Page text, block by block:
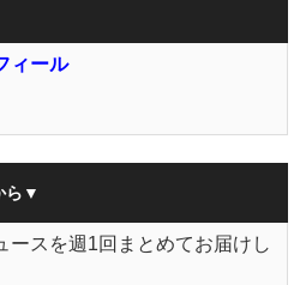
ィール
ら▼
ースを週1回まとめてお届けし